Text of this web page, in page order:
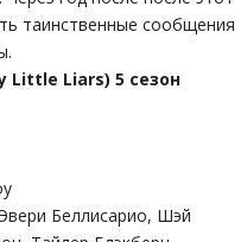
таинственные сообщения
Liars) 5 сезон
Беллисарио, Шэй